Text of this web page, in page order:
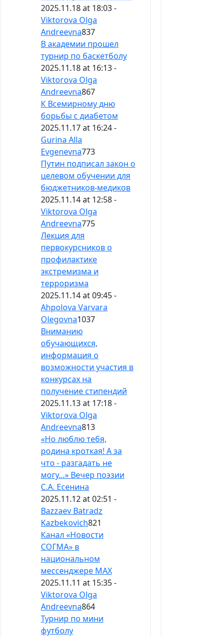
2025.11.18 at 18:03 -
Viktorova Olga
Andreevna837
В академии прошел
турнир по баскетболу
2025.11.18 at 16:13 -
Viktorova Olga
Andreevna867
К Всемирному дню
борьбы с диабетом
2025.11.17 at 16:24 -
Gurina Alla
Evgenevna773
Путин подписал закон о
целевом обучении для
бюджетников-медиков
2025.11.14 at 12:58 -
Viktorova Olga
Andreevna775
Лекция для
первокурсников о
профилактике
экстремизма и
терроризма
2025.11.14 at 09:45 -
Ahpolova Varvara
Olegovna1037
Вниманию
обучающихся,
информация о
возможности участия в
конкурсах на
получение стипендий
2025.11.13 at 17:18 -
Viktorova Olga
Andreevna813
«Но люблю тебя,
родина кроткая! А за
что - разгадать не
могу...» Вечер поэзии
С.А. Есенина
2025.11.12 at 02:51 -
Bazzaev Batradz
Kazbekovich821
Канал «Новости
СОГМА» в
национальном
мессенджере MAX
2025.11.11 at 15:35 -
Viktorova Olga
Andreevna864
Турнир по мини
футболу